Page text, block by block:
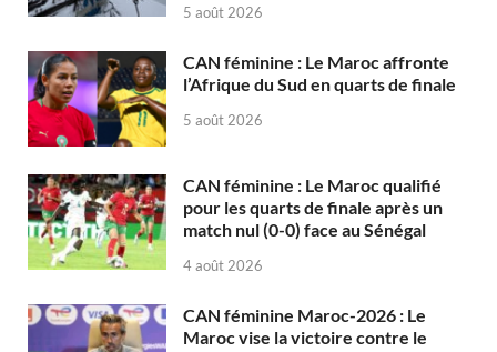
5 août 2026
CAN féminine : Le Maroc affronte
l’Afrique du Sud en quarts de finale
5 août 2026
CAN féminine : Le Maroc qualifié
pour les quarts de finale après un
match nul (0-0) face au Sénégal
4 août 2026
CAN féminine Maroc-2026 : Le
Maroc vise la victoire contre le